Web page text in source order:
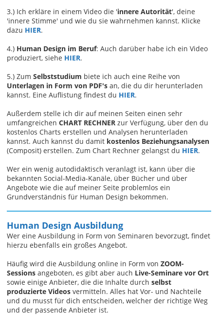
3.) Ich erkläre in einem Video die 'innere Autorität', deine
'innere Stimme' und wie du sie wahrnehmen kannst. Klicke
dazu HIER.
4.) Human Design im Beruf: Auch darüber habe ich ein Video
produziert, siehe HIER.
5.) Zum Selbststudium biete ich auch eine Reihe von
Unterlagen in Form von PDF's an, die du dir herunterladen
kannst. Eine Auflistung findest du HIER.
Außerdem stelle ich dir auf meinen Seiten einen sehr
umfangreichen CHART RECHNER zur Verfügung, über den du
kostenlos Charts erstellen und Analysen herunterladen
kannst. Auch kannst du damit kostenlos Beziehungsanalysen
(Composit) erstellen. Zum Chart Rechner gelangst du HIER.
Wer ein wenig autodidaktisch veranlagt ist, kann über die
bekannten Social-Media-Kanäle, über Bücher und über
Angebote wie die auf meiner Seite problemlos ein
Grundverständnis für Human Design bekommen.
Human Design Ausbildung
Wer eine Ausbildung in Form von Seminaren bevorzugt, findet
hierzu ebenfalls ein großes Angebot.
Häufig wird die Ausbildung online in Form von ZOOM-
Sessions angeboten, es gibt aber auch Live-Seminare vor Ort
sowie einige Anbieter, die die Inhalte durch selbst
produzierte Videos vermitteln. Alles hat Vor- und Nachteile
und du musst für dich entscheiden, welcher der richtige Weg
und der passende Anbieter ist.